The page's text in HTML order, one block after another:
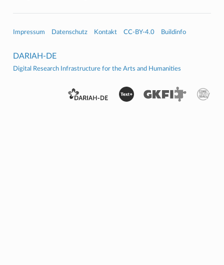
Impressum Datenschutz Kontakt CC-BY-4.0 Buildinfo
DARIAH-DE
Digital Research Infrastructure for the Arts and Humanities